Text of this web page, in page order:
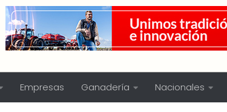
Empresas Ganadería Nacionales